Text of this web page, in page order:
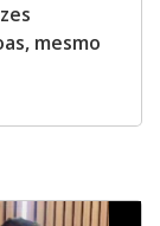
mesmo